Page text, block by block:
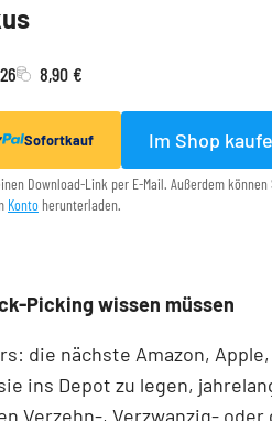
8,90 €
Sofortkauf Im Shop
Download-Link per E-Mail. Außerdem
Konto herunterladen.
Picking wissen müssen
die nächste Amazon,
ins Depot zu legen,
Verzehn-, Verzwanzig- oder